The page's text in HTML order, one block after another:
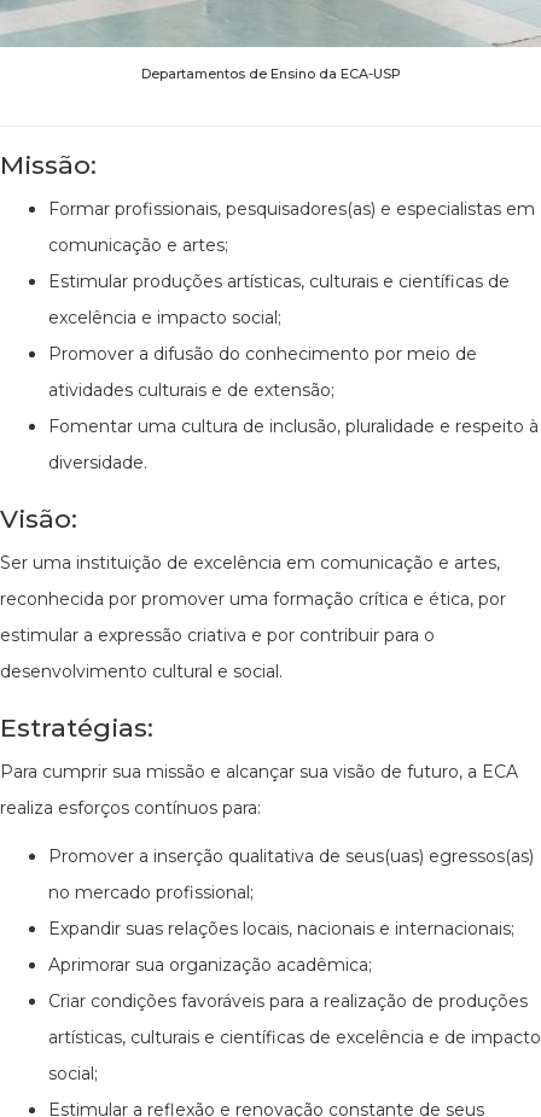
Departamentos de Ensino da ECA-USP
Missão:
Formar profissionais, pesquisadores(as) e especialistas em
comunicação e artes;
Estimular produções artísticas, culturais e científicas de
excelência e impacto social;
Promover a difusão do conhecimento por meio de
atividades culturais e de extensão;
Fomentar uma cultura de inclusão, pluralidade e respeito à
diversidade.
Visão:
Ser uma instituição de excelência em comunicação e artes,
reconhecida por promover uma formação crítica e ética, por
estimular a expressão criativa e por contribuir para o
desenvolvimento cultural e social.
Estratégias:
Para cumprir sua missão e alcançar sua visão de futuro, a ECA
realiza esforços contínuos para:
Promover a inserção qualitativa de seus(uas) egressos(as)
no mercado profissional;
Expandir suas relações locais, nacionais e internacionais;
Aprimorar sua organização acadêmica;
Criar condições favoráveis para a realização de produções
artísticas, culturais e científicas de excelência e de impacto
social;
Estimular a reflexão e renovação constante de seus